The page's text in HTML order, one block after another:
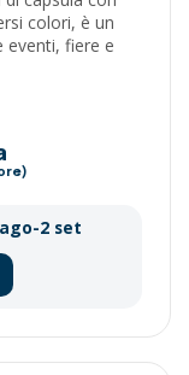
colori, è un
eventi, fiere e
2 set